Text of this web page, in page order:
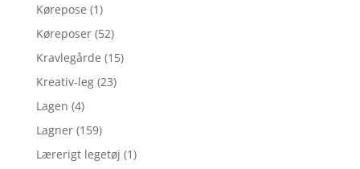
Kørepose (1)
Køreposer (52)
Kravlegårde (15)
Kreativ-leg (23)
Lagen (4)
Lagner (159)
Lærerigt legetøj (1)